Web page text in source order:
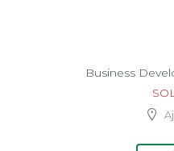
Business